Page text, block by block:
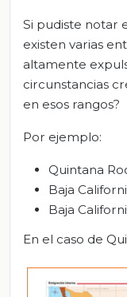
Si pudiste notar
existen varias
altamente
circunstancias
en esos rangos?
Por ejemplo:
Quintana
Baja
Baja
En el caso de